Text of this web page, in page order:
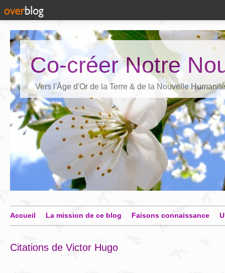
Co-créer Notre
Vers l'Âge d'Or de la Terre & de la Nouvelle Humanité
Accueil La mission de ce blog Faisons connaissance
Citations de Victor Hugo